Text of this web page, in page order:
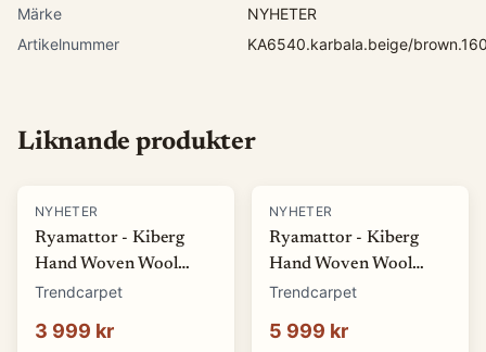
Märke
NYHETER
Artikelnummer
KA6540.karbala.beige/
Liknande produkter
NYHETER
Ryamattor - Kiberg
Hand Woven Wool
Shaggy (beige) (Storlek:
Trendcarpet
3 999 kr
NYHETER
Ryamattor - Kiberg
Hand Woven Wool
Shaggy (beige) (Storlek:
Trendcarpet
5 999 kr